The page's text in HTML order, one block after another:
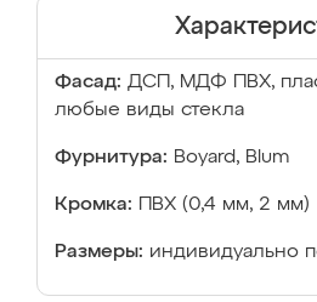
Фасад: ДСП, МДФ ПВХ,
любые виды стекла
Фурнитура: Boyard, Blum
Кромка: ПВХ (0,4 мм, 2 мм)
Размеры: индивидуально